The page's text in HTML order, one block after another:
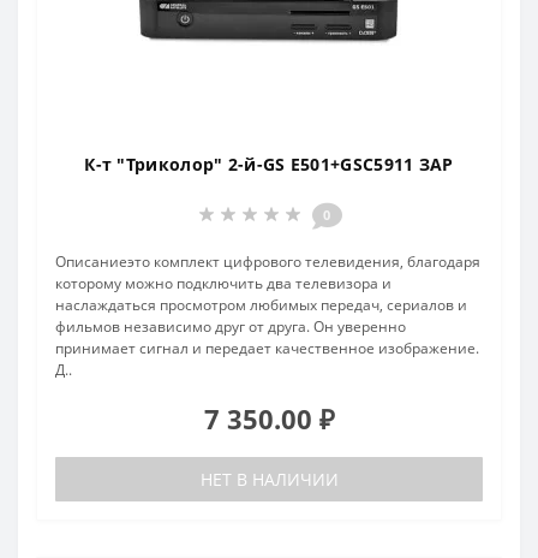
К-т "Триколор" 2-й-GS E501+GSC5911 ЗАР
0
Описаниеэто комплект цифрового телевидения, благодаря
которому можно подключить два телевизора и
наслаждаться просмотром любимых передач, сериалов и
фильмов независимо друг от друга. Он уверенно
принимает сигнал и передает качественное изображение.
Д..
7 350.00 ₽
НЕТ В НАЛИЧИИ